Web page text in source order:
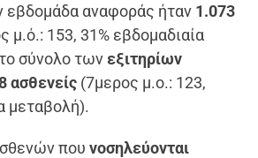
εβδομάδα αναφοράς ήταν 1.073
μ.ό.: 153, 31% εβδομαδιαία
σύνολο των εξιτηρίων
ασθενείς (7μερος μ.ο.: 123,
μεταβολή).
πουνοσηλεύονται